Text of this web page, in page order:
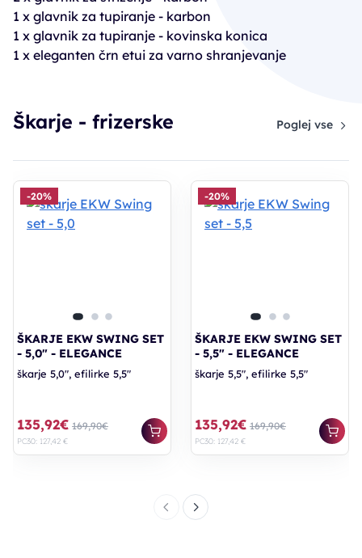
1 x glavnik za tupiranje - karbon
1 x glavnik za tupiranje - kovinska konica
1 x eleganten črn etui za varno shranjevanje
Škarje - frizerske Poglej vse
-20%
ŠKARJE EKW SWING SET
- 5,0" - ELEGANCE
škarje 5,0", efilirke 5,5"
135,92€ 169,90€
PC30: 127,42 €
-20%
ŠKARJE EKW SWING SET
- 5,5" - ELEGANCE
škarje 5,5", efilirke 5,5"
135,92€ 169,90€
PC30: 127,42 €